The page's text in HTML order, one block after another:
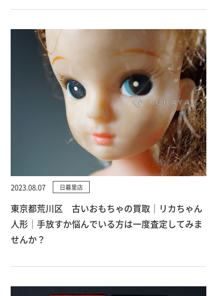
2023.08.07 日暮里店
東京都荒川区 古いおもちゃの買取｜リカちゃん
人形｜手放すか悩んでいる方は一度査定してみま
せんか？